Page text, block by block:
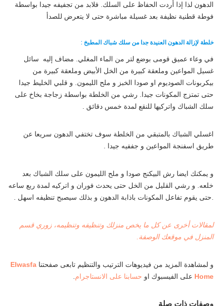
الدهون لذا إذا أردت الحفاظ على السلك. فلابد من تجفيفه جيدا بواسطة
فوطة قطنية نظيفة بعد غسيلة مباشرة حتى لا يتعرض للصدأ
خلطة لإزالة الدهون العنيدة جدا من سلك شباك المطبخ :
في وعاء عميق قومى بوضع لتر من الماء المغلي. مضاف إليه سائل
غسيل المواعين وملعقة كبيرة من الخل الأبيض وملعقة كبيرة من
بيكربونات الصوديوم او صودا الخبز و ملح الليمون. و قلبي الخليط جيدا
حتى تمتزج المكونات جيدا. رشي من الخلطة بواسطة زجاجة بخاخ على
سلك الشباك واتركيها للنقع لمدة خمس دقائق .
اغسلي الشباك بالمتبقي من الخلطة سوف تختفي الدهون سريعا عن
طريق اسفنجة المواعين و جففيه جيدا .
و يمكنك ايضا رش البيكنج صودا و ملح الليمون على سلك الشباك بعد
خلعه. و رشي القليل من الخل حتى يحدث فوران و اتركيه لمدة ربع ساعه
.حتى يقوم تفاعل المكونات باذابة الدهون و بذلك سيصبح تنظيفه اسهل .
لمقالات أخرى عن كل ما يخص منزلك وتنظيفه وتنظيمه، زوري قسم
المنزل في موقعك الوصفة.
و لمشاهدة المزيد من فيديوهات الترتيب والتنظيم تابعى صفحتنا Elwasfa
Home على الفيسبوك او حسابنا على الانستاجرام.
وصفات ذات صلة